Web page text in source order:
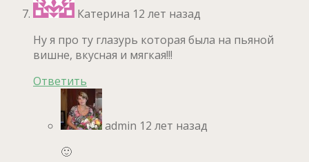
Катерина 12 лет назад
Ну я про ту глазурь которая была на пьяной
вишне, вкусная и мягкая!!!
Ответить
admin 12 лет назад
🙂